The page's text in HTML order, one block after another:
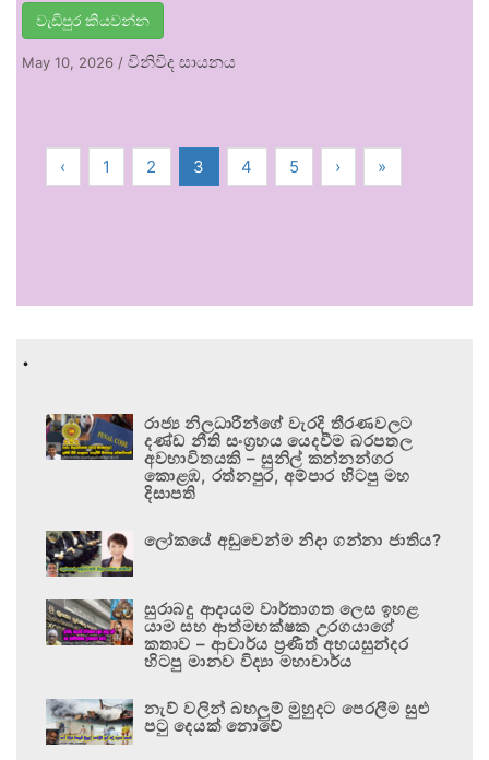
වැඩිපුර කියවන්න
May 10, 2026 / විනිවිද සායනය
‹ 1 2 3 4 5 › »
.
රාජ්‍ය නිලධාරීන්ගේ වැරදි තීරණවලට
දණ්ඩ නීති සංග්‍රහය යෙදවීම බරපතල
අවභාවිතයකි – සුනිල් කන්නන්ගර
කොළඹ, රත්නපුර, අම්පාර හිටපු මහ
දිසාපති
ලෝකයේ අඩුවෙන්ම නිදා ගන්නා ජාතිය?
සුරාබදු ආදායම වාර්තාගත ලෙස ඉහළ
යාම සහ ආත්මභක්ෂක උරගයාගේ
කතාව – ආචාර්ය ප්‍රණීත් අභයසුන්දර
හිටපු මානව විද්‍යා මහාචාර්ය
නැව් වලින් බහලුම් මුහුදට පෙරලීම සුළු
පටු දෙයක් නොවේ